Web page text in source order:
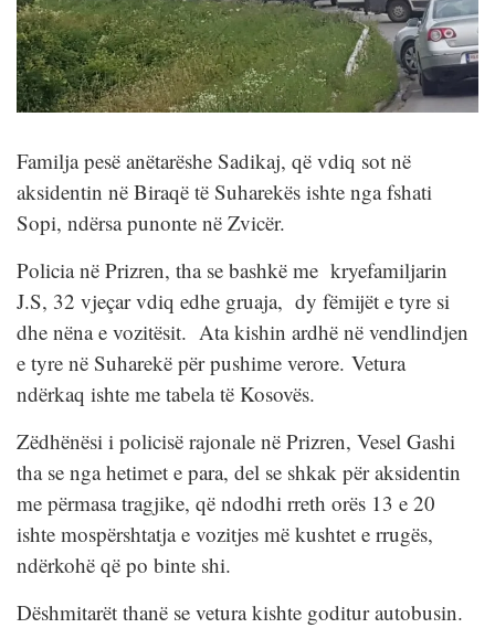
Familja pesë anëtarëshe Sadikaj, që vdiq sot në
aksidentin në Biraqë të Suharekës ishte nga fshati
Sopi, ndërsa punonte në Zvicër.
Policia në Prizren, tha se bashkë me kryefamiljarin
J.S, 32 vjeçar vdiq edhe gruaja, dy fëmijët e tyre si
dhe nëna e vozitësit. Ata kishin ardhë në vendlindjen
e tyre në Suharekë për pushime verore. Vetura
ndërkaq ishte me tabela të Kosovës.
Zëdhënësi i policisë rajonale në Prizren, Vesel Gashi
tha se nga hetimet e para, del se shkak për aksidentin
me përmasa tragjike, që ndodhi rreth orës 13 e 20
ishte mospërshtatja e vozitjes më kushtet e rrugës,
ndërkohë që po binte shi.
Dëshmitarët thanë se vetura kishte goditur autobusin.